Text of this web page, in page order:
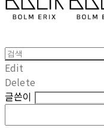
Edit
Delete
글쓴이